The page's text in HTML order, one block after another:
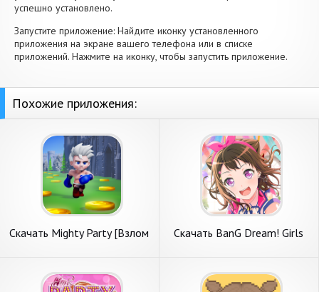
успешно установлено.
Запустите приложение: Найдите иконку установленного
приложения на экране вашего телефона или в списке
приложений. Нажмите на иконку, чтобы запустить приложение.
Похожие приложения:
Скачать Mighty Party [Взлом
Скачать BanG Dream! Girls